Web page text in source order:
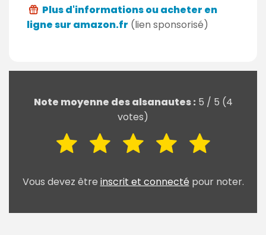
Plus d'informations ou acheter en
ligne sur amazon.fr (lien sponsorisé)
Note moyenne des alsanautes : 5 / 5 (4
votes)
Vous devez être inscrit et connecté pour noter.